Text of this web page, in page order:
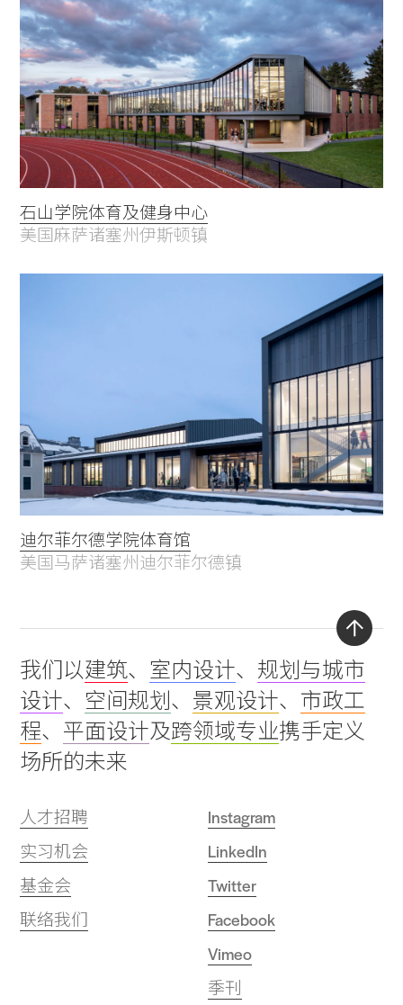
石山学院体育及健身中心
美国麻萨诸塞州伊斯顿镇
迪尔菲尔德学院体育馆
美国马萨诸塞州迪尔菲尔德镇
我们以建筑、 室内设计、 规划与城市
设计、 空间规划 、 景观设计、 市政工
程、 平面设计及跨领域专业携手定义
场所的未来
人才招聘
实习机会
基金会
联络我们
Instagram
LinkedIn
Twitter
Facebook
Vimeo
季刊
Back
to
top